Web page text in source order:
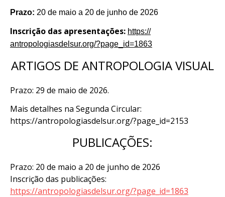
Prazo: 20 de maio a 20 de junho de 2026
Inscrição das apresentações: https://
antropologiasdelsur.org/?page_ id=1863
ARTIGOS DE ANTROPOLOGIA VISUAL
Prazo: 29 de maio de 2026.
Mais detalhes na Segunda Circular:
https://antropologiasdelsur.org/?page_id=2153
PUBLICAÇÕES:
Prazo: 20 de maio a 20 de junho de 2026
Inscrição das publicações:
https://antropologiasdelsur.org/?page_id=1863